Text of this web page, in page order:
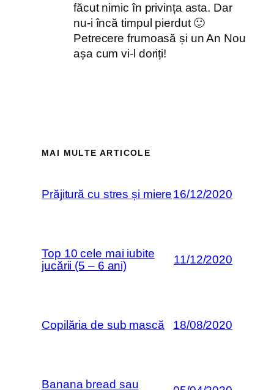
făcut nimic în privința asta. Dar
nu-i încă timpul pierdut 🙂
Petrecere frumoasă și un An Nou
așa cum vi-l doriți!
MAI MULTE ARTICOLE
Prăjitură cu stres și miere16/12/2020
Top 10 cele mai iubite
jucării (5 – 6 ani)
11/12/2020
Copilăria de sub mască 18/08/2020
Banana bread sau